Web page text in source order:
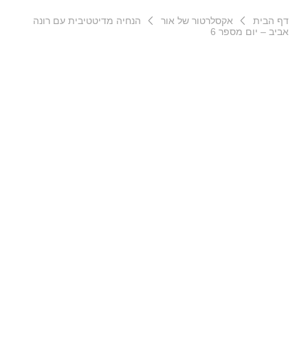
דף הבית אקסלרטור של אור
הנחיה מדיטטיבית עם רונה
אביב – יום מספר 6